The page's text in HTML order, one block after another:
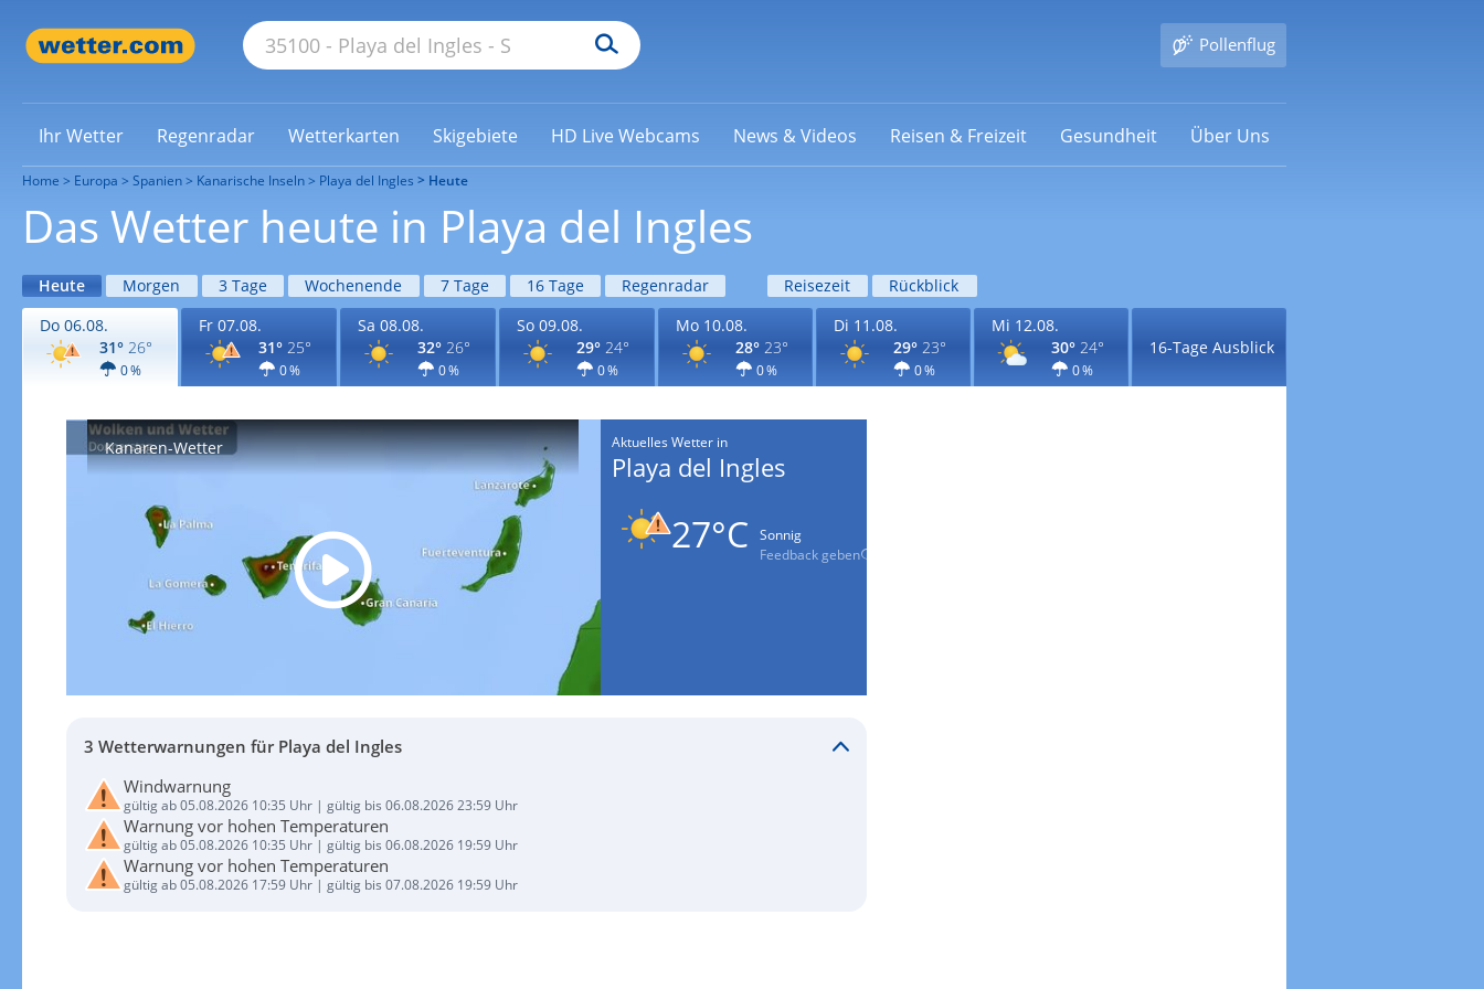
Pollenflug
Ihr Wetter Regenradar Wetterkarten Skigebiete HD Live Webcams News & Videos Reisen & Freizeit Gesundheit Über Uns
Home Europa Spanien Kanarische Inseln Playa del Ingles Heute
Das Wetter heute in Playa del Ingles
Heute Morgen 3 Tage Wochenende 7 Tage 16 Tage Regenradar Reisezeit
Rückblick
Do 06.08.
31° 26°
0 %
Fr 07.08.
31° 25°
0 %
Sa 08.08.
32° 26°
0 %
So 09.08.
29° 24°
0 %
Mo 10.08.
28° 23°
0 %
Di 11.08.
29° 23°
0 %
Mi 12.08.
30° 24°
0 %
16-Tage Ausblick
Kanaren-Wetter Aktuelles Wetter in
Playa del Ingles
27°C
Sonnig
Feedback geben
3 Wetterwarnungen für Playa del Ingles
Windwarnung
gültig ab 05.08.2026 10:35 Uhr | gültig bis 06.08.2026 23:59 Uhr
Warnung vor hohen Temperaturen
gültig ab 05.08.2026 10:35 Uhr | gültig bis 06.08.2026 19:59 Uhr
Warnung vor hohen Temperaturen
gültig ab 05.08.2026 17:59 Uhr | gültig bis 07.08.2026 19:59 Uhr